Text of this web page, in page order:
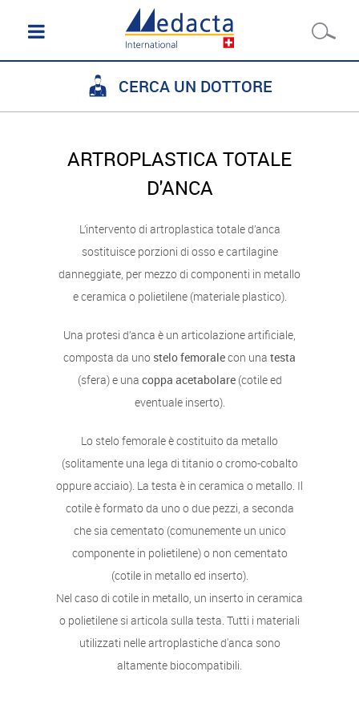
CERCA UN DOTTORE
ARTROPLASTICA TOTALE
D'ANCA
L’intervento di artroplastica totale d’anca
sostituisce porzioni di osso e cartilagine
danneggiate, per mezzo di componenti in metallo
e ceramica o polietilene (materiale plastico).
Una protesi d’anca è un articolazione artificiale,
composta da uno stelo femoralecon una testa
(sfera) e una coppa acetabolare(cotile ed
eventuale inserto).
Lo stelo femorale è costituito da metallo
(solitamente una lega di titanio o cromo-cobalto
oppure acciaio). La testa è in ceramica o metallo. Il
cotile è formato da uno o due pezzi, a seconda
che sia cementato (comunemente un unico
componente in polietilene) o non cementato
(cotile in metallo ed inserto).
Nel caso di cotile in metallo, un inserto in ceramica
o polietilene si articola sulla testa. Tutti i materiali
utilizzati nelle artroplastiche d'anca sono
altamente biocompatibili.